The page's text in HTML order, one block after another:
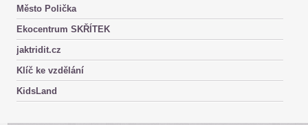
Město Polička
Ekocentrum SKŘÍTEK
jaktridit.cz
Klíč ke vzdělání
KidsLand